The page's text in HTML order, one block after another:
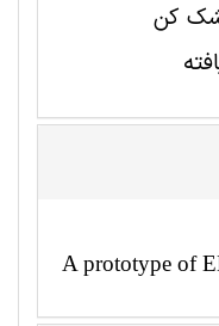
کن
A prototype of